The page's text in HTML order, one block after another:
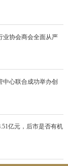
业协会商会全面从严
中心联合成功举办创
亿元，后市是否有机